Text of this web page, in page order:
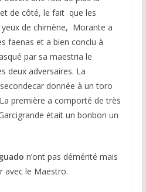
de côté, le fait que les
de chimène, Morante a
faenas et a bien conclu à
par sa maestria le
deux adversaires. La
donnée à un toro
première a comporté de très
était un bonbon un
n’ont pas démérité mais
avec le Maestro.